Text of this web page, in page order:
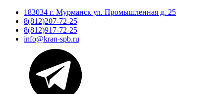
183034 г. Мурманск ул. Промышленная д. 25
8(812)207-72-25
8(812)917-72-25
info@kran-spb.ru